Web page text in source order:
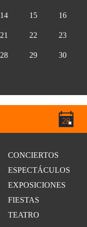
14 15 16
21 22 23
28 29 30
CONCIERTOS
ESPECTÁCULOS
EXPOSICIONES
FIESTAS
TEATRO